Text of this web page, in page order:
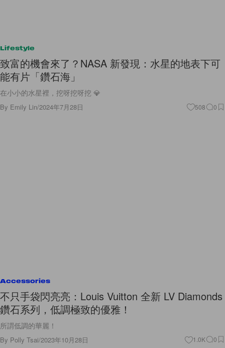
Lifestyle
致富的機會來了？NASA 新發現：水星的地表下可
能有片「鑽石海」
在小小的水星裡，挖呀挖呀挖 💎
By Emily Lin/2024年7月28日 508 0
Accessories
不只手袋閃亮亮：Louis Vuitton 全新 LV Diamonds
鑽石系列，低調極致的優雅！
所謂低調的華麗！
By Polly Tsai/2023年10月28日 1.0K 0